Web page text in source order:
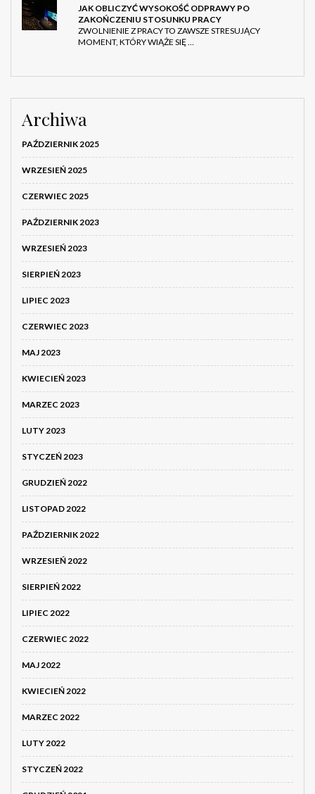
JAK OBLICZYĆ WYSOKOŚĆ ODPRAWY PO
ZAKOŃCZENIU STOSUNKU PRACY
ZWOLNIENIE Z PRACY TO ZAWSZE STRESUJĄCY
MOMENT, KTÓRY WIĄŻE SIĘ …
Archiwa
PAŹDZIERNIK 2025
WRZESIEŃ 2025
CZERWIEC 2025
PAŹDZIERNIK 2023
WRZESIEŃ 2023
SIERPIEŃ 2023
LIPIEC 2023
CZERWIEC 2023
MAJ 2023
KWIECIEŃ 2023
MARZEC 2023
LUTY 2023
STYCZEŃ 2023
GRUDZIEŃ 2022
LISTOPAD 2022
PAŹDZIERNIK 2022
WRZESIEŃ 2022
SIERPIEŃ 2022
LIPIEC 2022
CZERWIEC 2022
MAJ 2022
KWIECIEŃ 2022
MARZEC 2022
LUTY 2022
STYCZEŃ 2022